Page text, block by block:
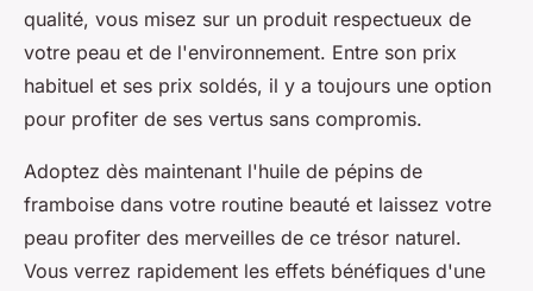
qualité, vous misez sur un produit respectueux de
votre peau et de l'environnement. Entre son prix
habituel et ses prix soldés, il y a toujours une option
pour profiter de ses vertus sans compromis.
Adoptez dès maintenant l'huile de pépins de
framboise dans votre routine beauté et laissez votre
peau profiter des merveilles de ce trésor naturel.
Vous verrez rapidement les effets bénéfiques d'une